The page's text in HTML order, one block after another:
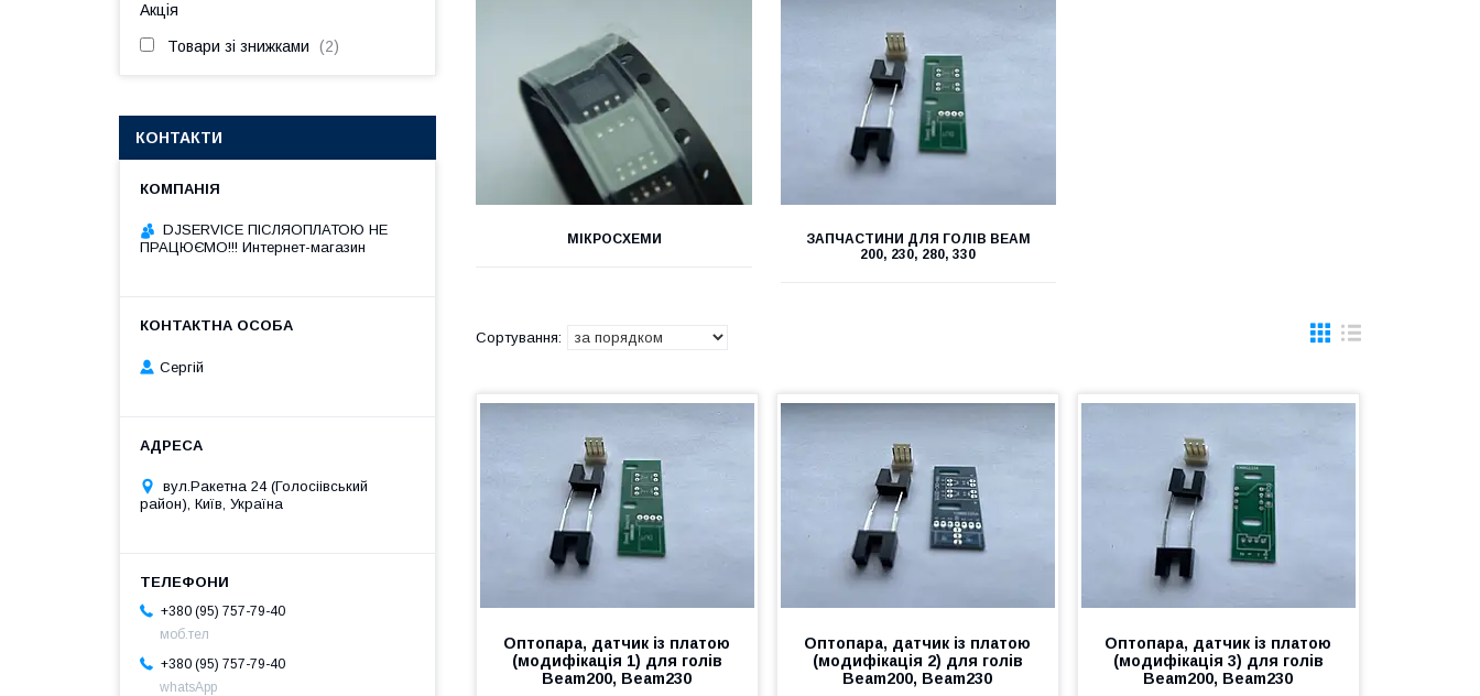
МІКРОСХЕМИ
ЗАПЧАСТИНИ ДЛЯ ГОЛІВ BEAM
200, 230, 280, 330
Оптопара, датчик із платою
(модифікація 1) для голів
Beam200, Beam230
Оптопара, датчик із платою
(модифікація 2) для голів
Beam200, Beam230
Оптопара, датчик із платою
(модифікація 3) для голів
Beam200, Beam230
Акція
Товари зі знижками 2
КОНТАКТИ
DJSERVICE ПІСЛЯОПЛАТОЮ НЕ
ПРАЦЮЄМО!!! Интернет-магазин
Сергій
вул.Ракетна 24 (Голосіівський
район), Київ, Україна
+380 (95) 757-79-40
моб.тел
+380 (95) 757-79-40
whatsApp